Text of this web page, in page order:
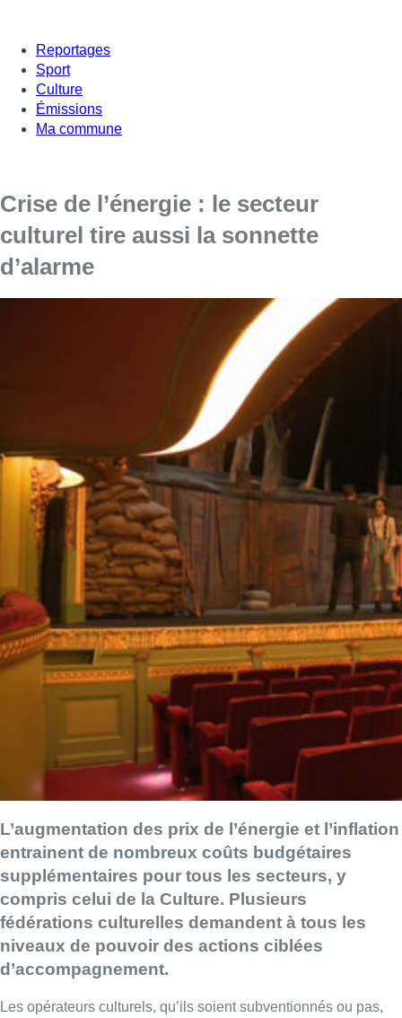
Reportages
Sport
Culture
Émissions
Ma commune
Crise de l’énergie : le secteur
culturel tire aussi la sonnette
d’alarme
L’augmentation des prix de l’énergie et l’inflation
entrainent de nombreux coûts budgétaires
supplémentaires pour tous les secteurs, y
compris celui de la Culture. Plusieurs
fédérations culturelles demandent à tous les
niveaux de pouvoir des actions ciblées
d’accompagnement.
Les opérateurs culturels, qu’ils soient subventionnés ou pas,